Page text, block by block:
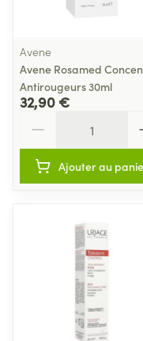
Avene
Avene Rosamed
Antirougeurs 30ml
32,90 €
Ajouter au